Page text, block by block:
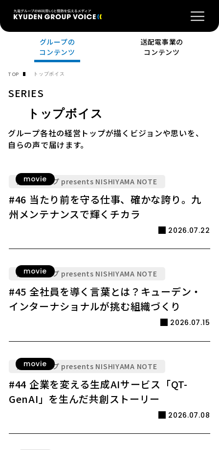
グループの
コンテンツ
送配電事業の
コンテンツ
TOP トップボイス
SERIES
トップボイス
グループ各社の経営トップが描くビジョンや思いを、
自らの声で届けます。
movie
九電グループ presents NISHIYAMA NOTE
#46 当たり前を守る仕事、確かな誇り。九
州メンテナンスで輝くチカラ
2026.07.22
movie
九電グループ presents NISHIYAMA NOTE
#45 全社員を導く言葉とは？キューデン・
インターナショナルが挑む組織づくり
2026.07.15
movie
九電グループ presents NISHIYAMA NOTE
#44 企業を変える生成AIサービス「QT-
GenAI」を生んだ共創ストーリー
2026.07.08